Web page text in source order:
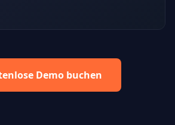
Demo buchen